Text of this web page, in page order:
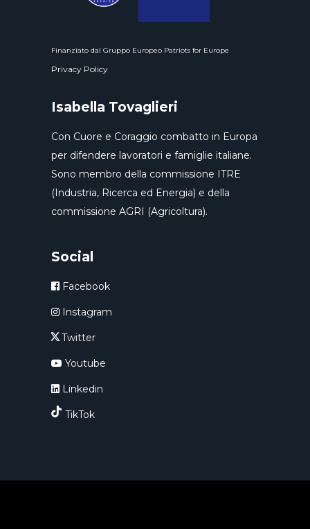
Finanziato dal Gruppo Europeo Patriots for Europe
Privacy Policy
Isabella Tovaglieri
Con Cuore e Coraggio combatto in Europa
per difendere lavoratori e famiglie italiane.
Sono membro della commissione ITRE
(Industria, Ricerca ed Energia) e della
commissione AGRI (Agricoltura).
Social
Facebook
Instagram
Twitter
Youtube
Linkedin
TikTok